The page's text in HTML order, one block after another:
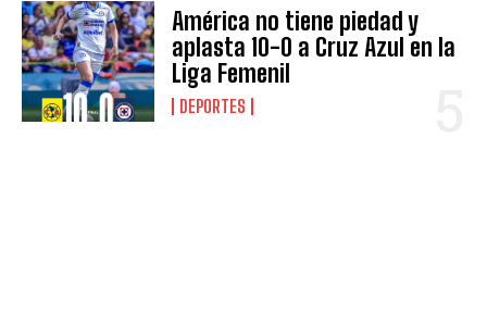
América no tiene piedad y
aplasta 10-0 a Cruz Azul en la
Liga Femenil
DEPORTES